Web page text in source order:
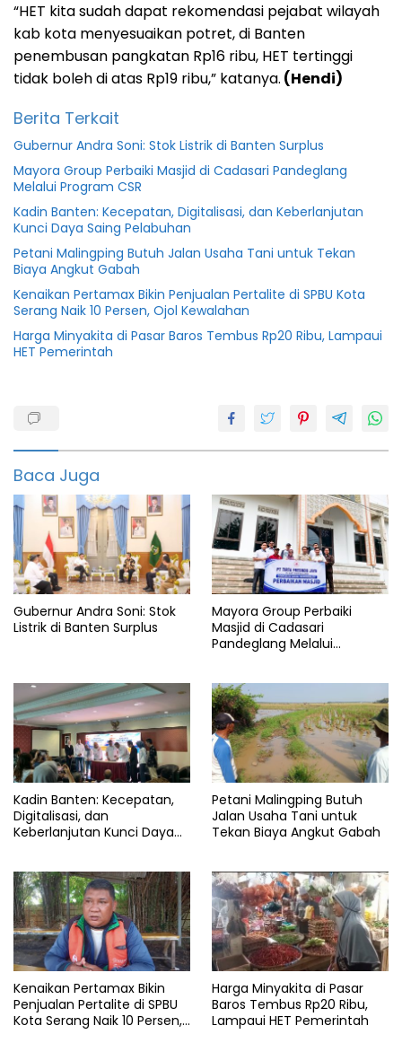
“HET kita sudah dapat rekomendasi pejabat wilayah
kab kota menyesuaikan potret, di Banten
penembusan pangkatan Rp16 ribu, HET tertinggi
tidak boleh di atas Rp19 ribu,” katanya. (Hendi)
Berita Terkait
Gubernur Andra Soni: Stok Listrik di Banten Surplus
Mayora Group Perbaiki Masjid di Cadasari Pandeglang
Melalui Program CSR
Kadin Banten: Kecepatan, Digitalisasi, dan Keberlanjutan
Kunci Daya Saing Pelabuhan
Petani Malingping Butuh Jalan Usaha Tani untuk Tekan
Biaya Angkut Gabah
Kenaikan Pertamax Bikin Penjualan Pertalite di SPBU Kota
Serang Naik 10 Persen, Ojol Kewalahan
Harga Minyakita di Pasar Baros Tembus Rp20 Ribu, Lampaui
HET Pemerintah
KG
MyPertamina
Tabung
gas
Baca Juga
Gubernur Andra Soni: Stok
Listrik di Banten Surplus
Mayora Group Perbaiki
Masjid di Cadasari
Pandeglang Melalui
Kadin Banten: Kecepatan,
Digitalisasi, dan
Keberlanjutan Kunci Daya
Petani Malingping Butuh
Jalan Usaha Tani untuk
Tekan Biaya Angkut Gabah
Kenaikan Pertamax Bikin
Penjualan Pertalite di SPBU
Kota Serang Naik 10 Persen,
Harga Minyakita di Pasar
Baros Tembus Rp20 Ribu,
Lampaui HET Pemerintah